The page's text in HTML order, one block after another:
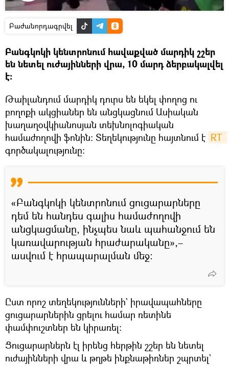
Դիտել
Բաժանորդագրվել
Բանգկոկի կենտրոնում հավաքված մարդիկ շշեր
են նետել ուժայինների վրա, 10 մարդ ձերբակալվել
է։
Թաիլանդում մարդիկ դուրս են եկել փողոց ու
բողոքի ակցիաներ են անցկացնում Ասիական
խաղաղօվկիանոսյան տեխնոլոգիական
համաժողովի ֆոնին։ Տեղեկությունը հայտնում է
գործակալությունը։
«Բանգկոկի կենտրոնում ցուցարարները
դեմ են հանդես գալիս համաժողովի
անցկացմանը, ինչպես նաև պահանջում են
կառավարության հրաժարականը»,–
ասվում է հրապարալման մեջ:
Ըստ որոշ տեղեկությունների` իրավապահները
ցուցարարներին ցրելու համար ռետինե
փամփուշտներ են կիրառել:
Ցուցարարներն էլ իրենց հերթին շշեր են նետել
ուժայինների վրա և թղթե ինքնաթիռներ շպրտել`